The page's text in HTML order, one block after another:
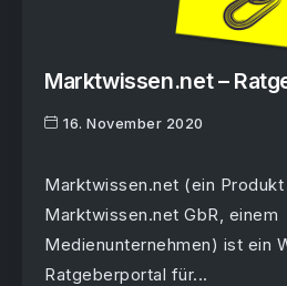
Marktwissen.net –
16. November 2020
Marktwissen.net (ein
Marktwissen.net GbR, einem
Medienunternehmen) ist ein
Ratgeberportal für...